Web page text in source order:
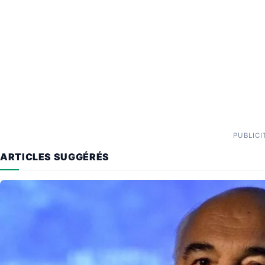
ARTICLES SUGGÉRÉS